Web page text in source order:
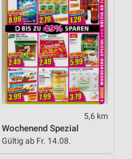
5,6 km
Wochenend Spezial
Gültig ab Fr. 14.08.